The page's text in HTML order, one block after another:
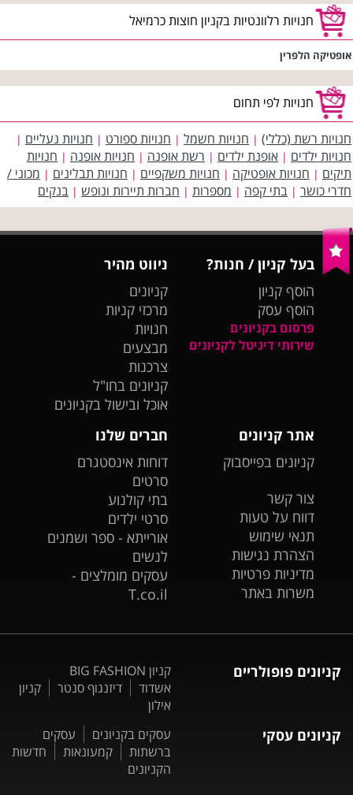
חנויות רלוונטיות בקניון חוצות כרמיאל
אופטיקה הלפרין
חנויות לפי תחום
חנויות רשת (כללי) | חנויות חשמל | חנויות ספורט | חנויות נעליים |
חנויות ילדים | אופנת ילדים | רשת אופנה | חנויות אופנה | חנויות
תיקים | חנויות אופטיקה | חנויות משקפיים | חנויות תבלינים | מכוני /
חדרי כושר | בתי קפה | מספרות | חברות תיירות ונופש | בנקים
בעל קניון / חנות?
הוסף קניון
הוסף עסק
פרסום בקניונים
שירותי דיגיטל לקניונים
ניווט מהיר
קניונים
מרכזי קניות
חנויות
מבצעים
צרכנות
קניונים בחו"ל
אוכל ובישול בקניונים
אתר קניונים
קניונים בפייסבוק
צור קשר
דווח על טעות
תנאי שימוש
הצהרת נגישות
מדיניות פרטיות
משרות באתר
חברים שלנו
דוחות אינסטגרם
סרטים
בתי קולנוע
סרטי ילדים
אורייתא - ספר ושמנים
לנשים
עסקים מומלצים -
T.co.il
קניונים פופולריים
קניון BIG FASHION
אשדוד
דיזנגוף סנטר
קניון
אילון
קניונים עסקי עסקים בקניונים
עסקים
ברשתות
קמעונאות
חדשות
הקניונים